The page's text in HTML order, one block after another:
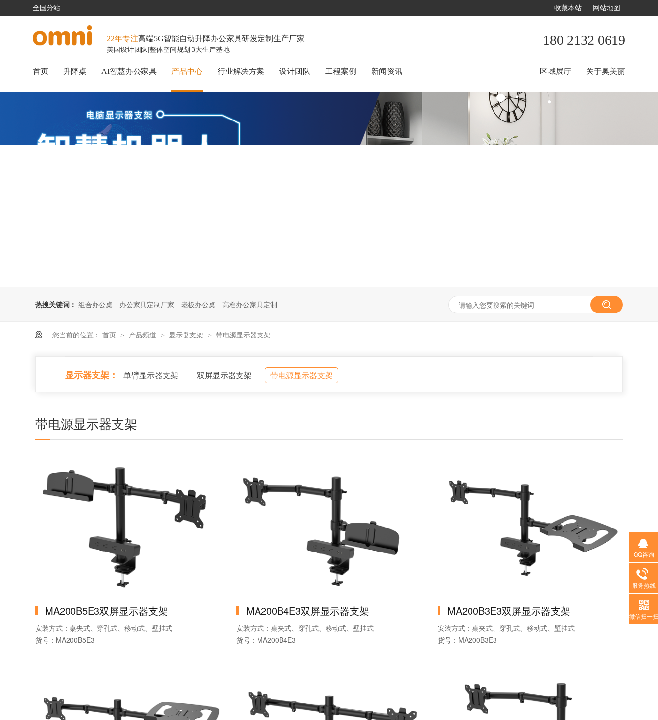
收藏本站 网站地图
全国分站
180 2132 0619
22年专注高端5G智能自动升降办公家具研发定制生产厂家
美国设计团队 |整体空间规划 |3大生产基地
首页 升降桌 AI智慧办公家具 产品中心 行业解决方案 设计团队 工程案例 新闻资讯 关于奥美丽
区域展厅
热搜关键词： 组合办公桌 办公家具定制厂家 老板办公桌 高档办公家具定制
您当前的位置： 首页 > 产品频道 > 显示器支架 > 带电源显示器支架
显示器支架： 单臂显示器支架 双屏显示器支架 带电源显示器支架
带电源显示器支架
MA200B5E3双屏显示器支架
安装方式：桌夹式、穿孔式、移动式、壁挂式
货号：MA200B5E3
MA200B4E3双屏显示器支架
安装方式：桌夹式、穿孔式、移动式、壁挂式
货号：MA200B4E3
MA200B3E3双屏显示器支架
安装方式：桌夹式、穿孔式、移动式、壁挂式
货号：MA200B3E3
QQ咨询
服务热线
微信扫一扫